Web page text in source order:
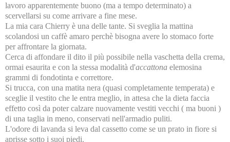
lavoro apparentemente buono (ma a tempo determinato) a
scervellarsi su come arrivare a fine mese.
La mia cara Chierry è una delle tante. Si sveglia la mattina
scolandosi un caffè amaro perchè bisogna avere lo stomaco forte
per affrontare la giornata.
Cerca di affondare il dito il più possibile nella vaschetta della crema,
ormai esaurita e con la stessa modalità d'accattona elemosina
grammi di fondotinta e correttore.
Si trucca, con una matita nera (quasi completamente temperata) e
sceglie il vestito che le entra meglio, in attesa che la dieta faccia
effetto così da poter calzare nuovamente vestiti vecchi ( ma buoni )
di una taglia in meno, conservati nell'armadio puliti.
L'odore di lavanda si leva dal cassetto come se un prato in fiore si
aprisse sotto i suoi piedi.